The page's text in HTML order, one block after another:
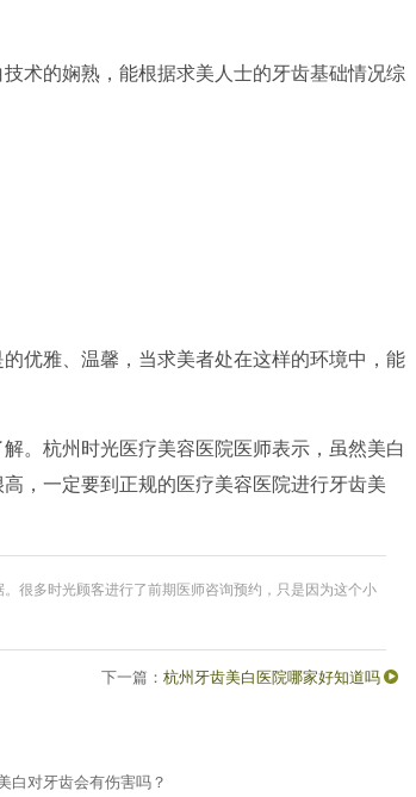
的娴熟，能根据求美人士的牙齿基础情况综
雅、温馨，当求美者处在这样的环境中，能
杭州时光医疗美容医院医师表示，虽然美白
，一定要到正规的医疗美容医院进行牙齿美
很多时光顾客进行了前期医师咨询预约，只是因为这个小
下一篇： 杭州牙齿美白医院哪家好知道吗
白对牙齿会有伤害吗？